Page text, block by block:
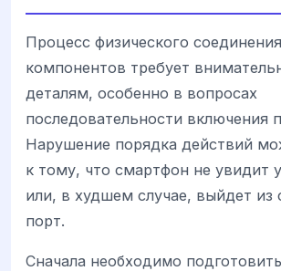
Процесс физического
компонентов требует
деталям, особенно в вопросах
последовательности включения
Нарушение порядка действий
к тому, что смартфон не увидит
или, в худшем случае, выйдет из
порт.
Сначала необходимо